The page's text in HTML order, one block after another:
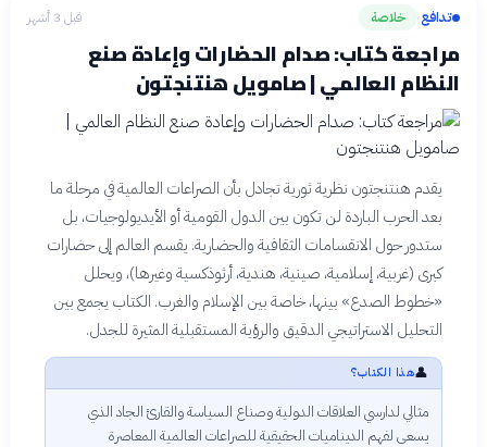
الوعي
تدافع› خلاصة قبل 3 أشهر
مراجعة كتاب: صدام الحضارات وإعادة صنع
النظام العالمي | صامويل هنتنجتون
يقدم هنتنجتون نظرية ثورية تجادل بأن الصراعات العالمية في مرحلة ما
بعد الحرب الباردة لن تكون بين الدول القومية أو الأيديولوجيات، بل
ستدور حول الانقسامات الثقافية والحضارية. يقسم العالم إلى حضارات
كبرى (غربية، إسلامية، صينية، هندية، أرثوذكسية وغيرها)، ويحلل
«خطوط الصدع» بينها، خاصة بين الإسلام والغرب. الكتاب يجمع بين
التحليل الاستراتيجي الدقيق والرؤية المستقبلية المثيرة للجدل.
👤هذا الكتاب؟
مثالي لدارسي العلاقات الدولية وصناع السياسة والقارئ الجاد الذي
يسعى لفهم الديناميات الحقيقية للصراعات العالمية المعاصرة